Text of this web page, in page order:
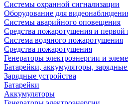
Системы охранной сигнализации
Оборудование для
Системы аварийного оповещения
Средства пожаротушения и
Система водяного пожаротушения
Средства пожаротушения
Генераторы электроэнергии и
Батарейки, аккумуляторы, зарядные
Зарядные устройства
Батарейки
Аккумуляторы